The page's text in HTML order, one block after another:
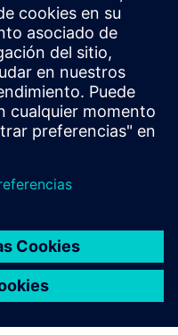
mediante el formulario
pl-
y siga las instrucciones
web.